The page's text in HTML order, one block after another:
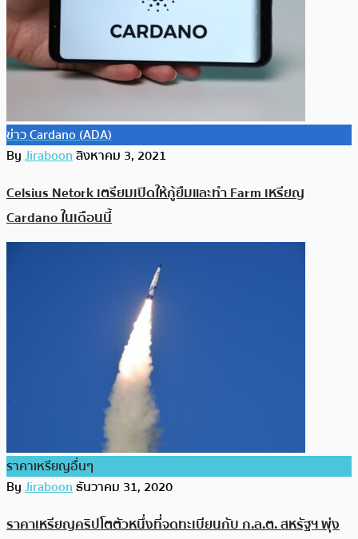
ข่าว Cardano (ADA)
ByJiraboonสิงหาคม 3, 2021
Celsius Netork เตรียมเปิดให้กู้ยืมและทำ Farm เหรียญ
Cardano ในเดือนนี้
ราคาเหรียญอื่นๆ
ByJiraboonธันวาคม 31, 2020
ราคาเหรียญคริปโตตัวหนึ่งที่จดทะเบียนกับ ก.ล.ต. สหรัฐฯ พุ่ง